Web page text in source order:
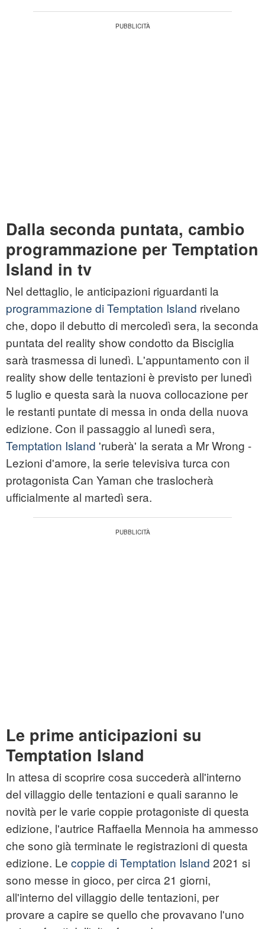
Dalla seconda puntata, cambio
programmazione per Temptation
Island in tv
Nel dettaglio, le anticipazioni riguardanti la
programmazione di Temptation Island rivelano
che, dopo il debutto di mercoledì sera, la seconda
puntata del reality show condotto da Bisciglia
sarà trasmessa di lunedì. L'appuntamento con il
reality show delle tentazioni è previsto per lunedì
5 luglio e questa sarà la nuova collocazione per
le restanti puntate di messa in onda della nuova
edizione. Con il passaggio al lunedì sera,
Temptation Island 'ruberà' la serata a Mr Wrong -
Lezioni d'amore, la serie televisiva turca con
protagonista Can Yaman che traslocherà
ufficialmente al martedì sera.
Le prime anticipazioni su
Temptation Island
In attesa di scoprire cosa succederà all'interno
del villaggio delle tentazioni e quali saranno le
novità per le varie coppie protagoniste di questa
edizione, l'autrice Raffaella Mennoia ha ammesso
che sono già terminate le registrazioni di questa
edizione. Le coppie di Temptation Island 2021 si
sono messe in gioco, per circa 21 giorni,
all'interno del villaggio delle tentazioni, per
provare a capire se quello che provavano l'uno